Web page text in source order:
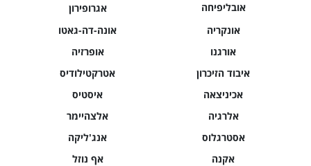
אגרופירון
אובליפיחה
אונה-דה-גאטו
אונקריה
אופרזיה
אורגנו
אטרקטילודיס
איבוד הזיכרון
איסטיס
אכיניצאה
אלצהיימר
אלרגיה
אנג'ליקה
אסטרגלוס
אף נוזל
אקנה